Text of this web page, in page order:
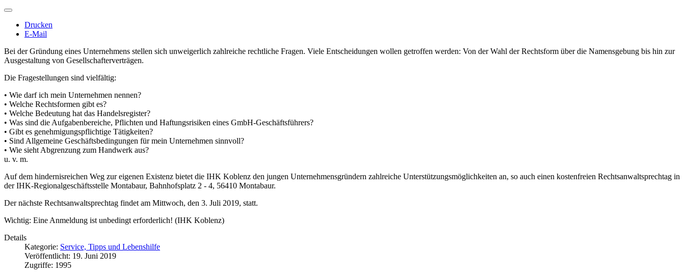
Drucken
E-Mail
Bei der Gründung eines Unternehmens stellen sich unweigerlich zahlreiche rechtliche Fragen. Viele Entscheidungen wollen getroffen werden: Von der Wahl der Rechtsform über die Namensgebung bis hin zur
Ausgestaltung von Gesellschafterverträgen.
Die Fragestellungen sind vielfältig:
• Wie darf ich mein Unternehmen nennen?
• Welche Rechtsformen gibt es?
• Welche Bedeutung hat das Handelsregister?
• Was sind die Aufgabenbereiche, Pflichten und Haftungsrisiken eines GmbH-Geschäftsführers?
• Gibt es genehmigungspflichtige Tätigkeiten?
• Sind Allgemeine Geschäftsbedingungen für mein Unternehmen sinnvoll?
• Wie sieht Abgrenzung zum Handwerk aus?
u. v. m.
Auf dem hindernisreichen Weg zur eigenen Existenz bietet die IHK Koblenz den jungen Unternehmensgründern zahlreiche Unterstützungsmöglichkeiten an, so auch einen kostenfreien Rechtsanwaltsprechtag in
der IHK-Regionalgeschäftsstelle Montabaur, Bahnhofsplatz 2 - 4, 56410 Montabaur.
Der nächste Rechtsanwaltsprechtag findet am Mittwoch, den 3. Juli 2019, statt.
Wichtig: Eine Anmeldung ist unbedingt erforderlich! (IHK Koblenz)
Details
Kategorie: Service, Tipps und Lebenshilfe
Veröffentlicht: 19. Juni 2019
Zugriffe: 1995